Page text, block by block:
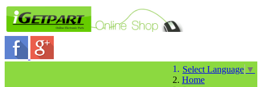
Select Language ▼
Home